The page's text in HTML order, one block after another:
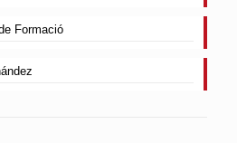
Formació